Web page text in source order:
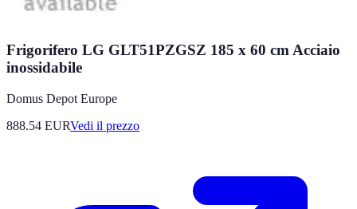
Frigorifero LG GLT51PZGSZ 185 x 60 cm Acciaio
inossidabile
Domus Depot Europe
888.54 EURVedi il prezzo